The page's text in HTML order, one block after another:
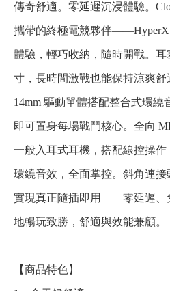
傳奇舒適。零延遲沉浸體驗。
攜帶的終極電競夥伴——HyperX
體驗，輕巧收納，隨時開戰。耳
寸，長時間激戰也能保持涼爽舒
14mm 驅動單體搭配整合式環繞
即可置身每場戰鬥核心。全向
一般入耳式耳機，搭配線控操
環繞音效，全面掌控。斜角連
實現真正隨插即用——零延遲、
地暢玩致勝，舒適與效能兼顧。
【商品特色】